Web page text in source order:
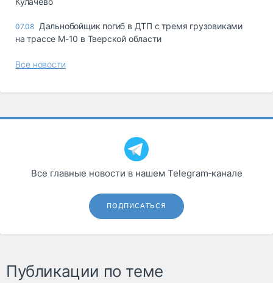
07.08 Дальнобойщик погиб в ДТП с тремя грузовиками
на трассе М-10 в Тверской области
Все новости
Все главные новости в нашем Telegram‑канале
ПОДПИСАТЬСЯ
Публикации по теме